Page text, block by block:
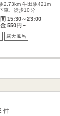
2.73km 牛田駅421m
車、徒歩10分
15:30～23:00
550円～
露天風呂
件